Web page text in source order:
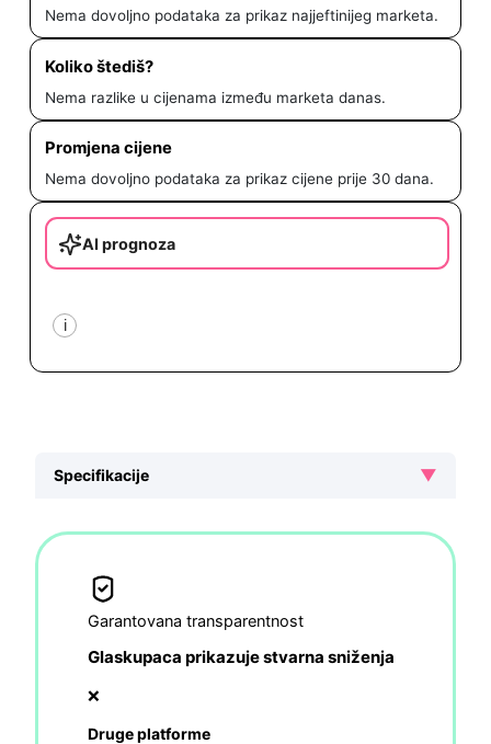
Nema dovoljno podataka za prikaz najjeftinijeg marketa.
Koliko štediš?
Nema razlike u cijenama između marketa danas.
Promjena cijene
Nema dovoljno podataka za prikaz cijene prije 30 dana.
AI prognoza
i
Specifikacije ▼
Garantovana transparentnost
Glaskupaca prikazuje stvarna sniženja
❌
Druge platforme